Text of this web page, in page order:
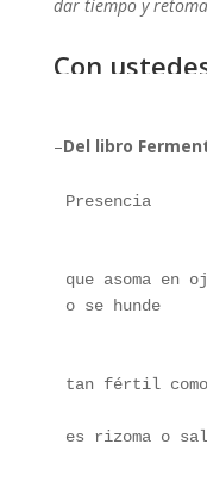
dar tiempo y
Con
–Del libro
Presencia
que asoma en
o se hunde
tan fértil
es rizoma o